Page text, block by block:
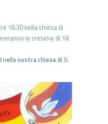
18.30 nella chiesa di
le cresime di 18
nella nostra chiesa di S.